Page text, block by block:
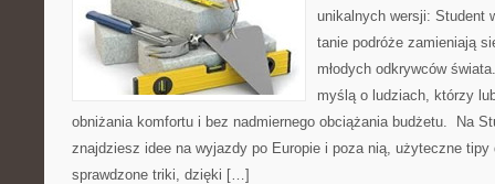
unikalnych wersji: Student
tanie podróże zamieniają
młodych odkrywców
myślą o ludziach, którzy
obniżania komfortu i bez nadmiernego obciążania budżetu. Na
znajdziesz idee na wyjazdy po Europie i poza nią, użyteczne tipy
sprawdzone triki, dzięki […]